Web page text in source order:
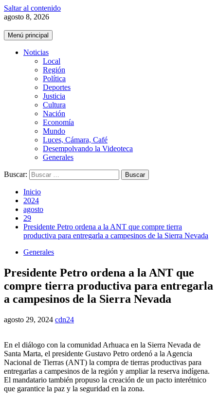
Saltar al contenido
agosto 8, 2026
Menú principal
Noticias
Local
Región
Política
Deportes
Justicia
Cultura
Nación
Economía
Mundo
Luces, Cámara, Café
Desempolvando la Videoteca
Generales
Buscar:
Inicio
2024
agosto
29
Presidente Petro ordena a la ANT que compre tierra
productiva para entregarla a campesinos de la Sierra Nevada
Generales
Presidente Petro ordena a la ANT que
compre tierra productiva para entregarla
a campesinos de la Sierra Nevada
agosto 29, 2024 cdn24
En el diálogo con la comunidad Arhuaca en la Sierra Nevada de
Santa Marta, el presidente Gustavo Petro ordenó a la Agencia
Nacional de Tierras (ANT) la compra de tierras productivas para
entregarlas a campesinos de la región y ampliar la reserva indígena.
El mandatario también propuso la creación de un pacto interétnico
que garantice la paz y la seguridad en la zona.